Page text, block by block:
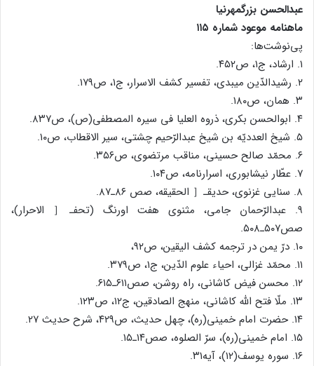
عبدالحسن بزرگمهرنیا
ماهنامه موعود شماره ۱۱۵
پی‌نوشت‌ها:
۱. ارشاد، ج۱، ص۴۵۲.
۲. رشیدالدّین میبدی، تفسیر کشف الاسرار، ج۱، ص۱۷۹.
۳. همان، ص۱۸۰.
۴. ابوالحسن بکری، ذروه العلیا فی سیره المصطفی(ص)، ص۸۳۷.
۵. شیخ العددیّه بن شیخ عبدالرّحیم چشتی، سیر الاقطاب، ص۱۰.
۶. محمّد صالح حسینی، مناقب مرتضوی، ص۳۵۶.
۷. عطّار نیشابوری، اسرارنامه، ص۱۰۴.
۸. سنایی غزنوی، حدیقـ［ الحقیقه، صص ۸۶ـ۸۷.
۹. عبدالرّحمان جامی، مثنوی هفت اورنگ (تحفـ［ الاحرار)،
صص۵۰۷ـ۵۰۸.
۱۰. درّ یمن در ترجمه کشف الیقین، ص۹۲،
۱۱. محمّد غزالی، احیاء علوم الدّین، ج۱، ص۳۷۹.
۱۲. محسن فیض کاشانی، راه روشن، صص۶۱۱ـ۶۱۵.
۱۳. ملّا فتح الله کاشانی، منهج الصادقین، ج۱۲، ص۱۲۳.
۱۴. حضرت امام خمینی(ره)، چهل حدیث، ص۴۲۹، شرح حدیث ۲۷.
۱۵. امام خمینی(ره)، سرّ الصلوه، صص۱۴ـ۱۵.
۱۶. سوره یوسف(۱۲)، آیه۳۱.